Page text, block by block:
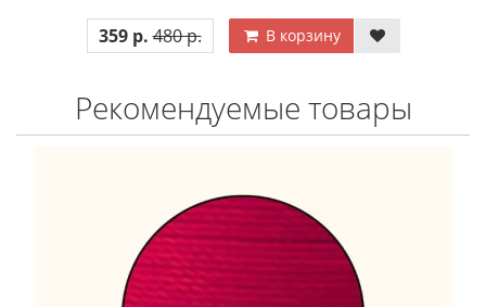
359 р. 480 р. В корзину
Рекомендуемые товары